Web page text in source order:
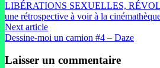
LIBÉRATIONS SEXUELLES,
une rétrospective à voir à la
Next article
Dessine-moi un camion #4 – Daze
Laisser un commentaire